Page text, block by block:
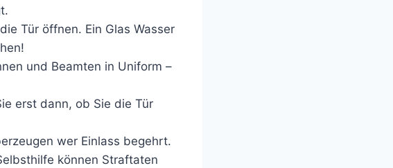
Tür öffnen. Ein Glas Wasser
und Beamten in Uniform –
erst dann, ob Sie die Tür
wer Einlass begehrt.
können Straftaten